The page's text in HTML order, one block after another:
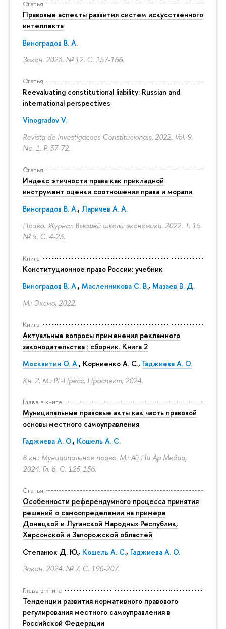
Статья
Правовые аспекты развития систем искусственного
интеллекта
Виноградов В. А.
Закон. 2023. № 12. С. 157-166.
Статья
Reevaluating constitutional liability: Russian and
international perspectives
Vinogradov V.
Revista de Investigacoes Constitucionais. 2022. Vol. 9.
No. 1. P. 37-72.
Статья
Индекс этичности права как прикладной
инструмент оценки соотношения права и морали
Виноградов В. А., Ларичев А. А.
Право. Журнал Высшей школы экономики. 2022. Т. 15.
№ 5. С. 4-23.
Книга
Конституционное право России: учебник
Виноградов В. А., Масленникова С. В., Мазаев В. Д.
М.: Эксмо, 2022.
Книга
Актуальные вопросы применения рекламного
законодательства : сборник. Книга 2
Москвитин О. А., Корниенко А. С., Гаджиева А. О.
Кн. 2. М.: РГ-Пресс, Проспект, 2024.
Глава в книге
Муниципальные правовые акты как часть правовой
основы местного самоуправления
Гаджиева А. О., Кошель А. С.
В кн.: Муниципальное право. М.: Ай Пи Ар Медиа,
2024. Гл. 6. С. 125-156.
Статья
Особенности референдумного процесса принятия
решений о самоопределении на примере
Донецкой и Луганской Народных Республик,
Херсонской и Запорожской областей
Степанюк Д. Ю., Кошель А. С., Гаджиева А. О.
Закон. 2024. № 7. С. 196-207.
Глава в книге
Тенденции развития нормативного правового
регулирования местного самоуправления в
Российской Федерации